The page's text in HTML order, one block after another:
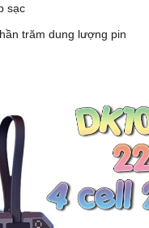
sạc
trăm dung lượng pin